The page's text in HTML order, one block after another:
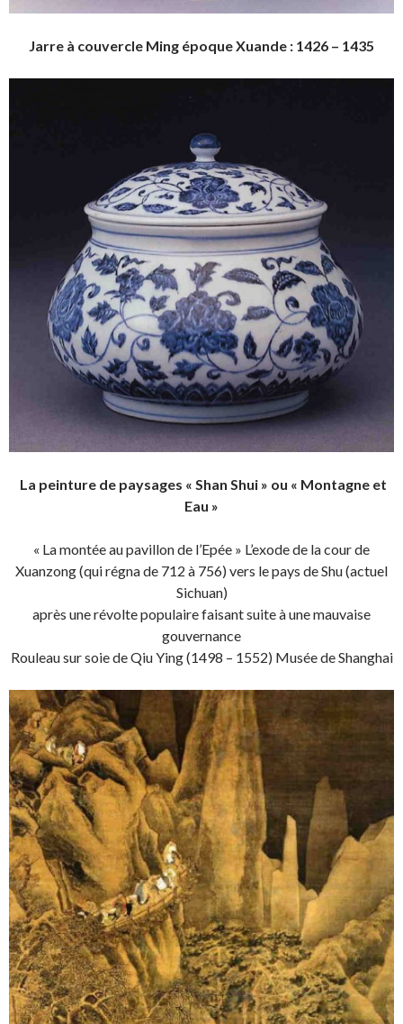
Jarre à couvercle Ming époque Xuande : 1426 – 1435
La peinture de paysages « Shan Shui » ou « Montagne et
Eau »
« La montée au pavillon de l’Epée » L’exode de la cour de
Xuanzong (qui régna de 712 à 756) vers le pays de Shu (actuel
Sichuan)
après une révolte populaire faisant suite à une mauvaise
gouvernance
Rouleau sur soie de Qiu Ying (1498 – 1552) Musée de Shanghai